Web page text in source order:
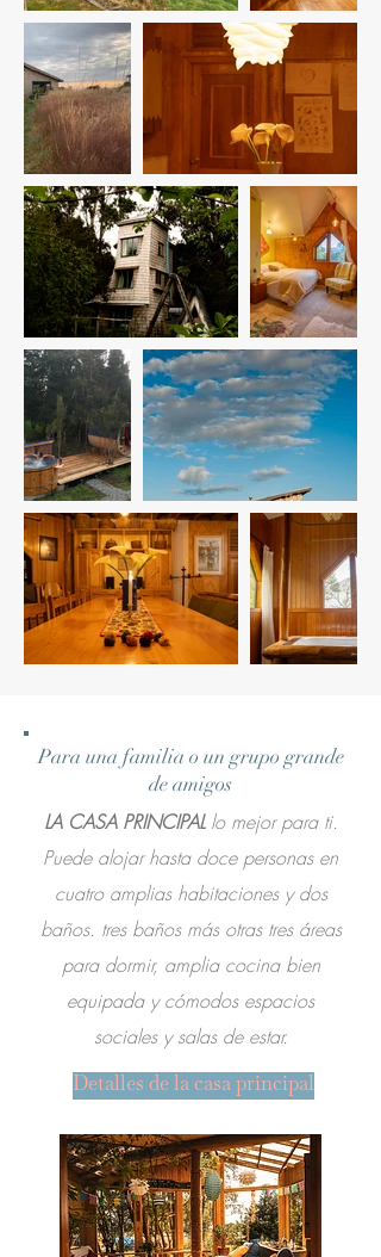
Para una familia o un grupo grande
de amigos
LA CASA PRINCIPALlo mejor para ti.
Puede alojar hasta doce personas en
cuatro amplias habitaciones y dos
baños. tres baños más otras tres áreas
para dormir, amplia cocina bien
equipada y cómodos espacios
sociales y salas de estar.
Detalles de la casa principal